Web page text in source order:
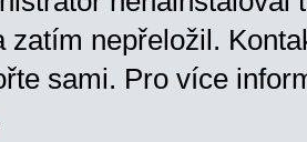
zatím nepřeložil.
sami. Pro více